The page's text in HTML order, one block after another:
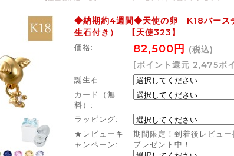
◆納期約4週間◆天使の卵 K18バース
生石付き） 【天使323】
価格: 82,500円
(税込)
[ポイント還元 2,475ポ
誕生石:
カード（無
料）:
ラッピング:
★レビューキ
ャンペーン:
期間限定！到着後レビュ
プレゼント中！